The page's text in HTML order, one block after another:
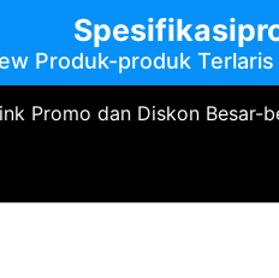
Produk-produk
Promo dan Diskon Besar-